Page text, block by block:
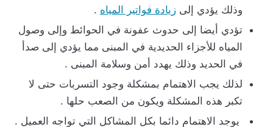
وذلك يؤدي إلى زيادة فواتير المياه .
تؤدي أيضا إلى حدوث عفونة في الحوائط وإلى وصول
المياه للأجزاء الحديدية في المبنى مما يؤدي إلى صدأ
في الحديد وذلك يهدد أمن وسلامة المبنى .
لذلك يجب الاهتمام بمشكلة وجود التسربات حتى لا
تكبر هذه المشكلة ويكون من الصعب حلها .
يوجد الاهتمام دائما بكل المشاكل التي تواجه العميل .